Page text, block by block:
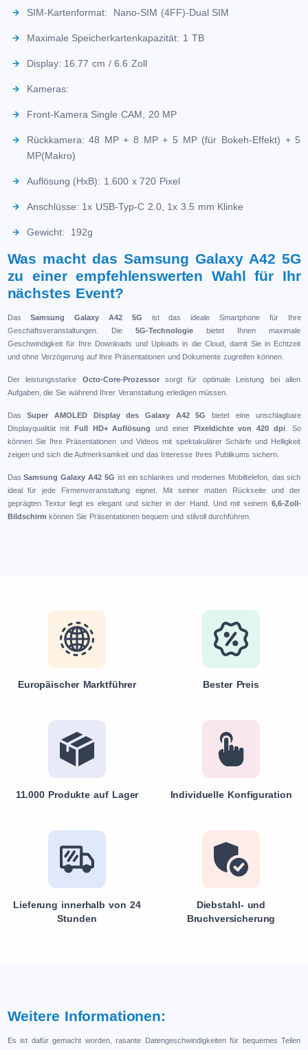
SIM-Kartenformat: Nano-SIM (4FF)-Dual SIM
Maximale Speicherkartenkapazität: 1 TB
Display: 16.77 cm / 6.6 Zoll
Kameras:
Front-Kamera Single CAM, 20 MP
Rückkamera: 48 MP + 8 MP + 5 MP (für Bokeh-Effekt) + 5
MP(Makro)
Auflösung (HxB): 1.600 x 720 Pixel
Anschlüsse: 1x USB-Typ-C 2.0, 1x 3.5 mm Klinke
Gewicht: 192g
Was macht das Samsung Galaxy A42 5G
zu einer empfehlenswerten Wahl für Ihr
nächstes Event?
DasSamsung Galaxy A42 5G ist das ideale Smartphone für Ihre
Geschäftsveranstaltungen. Die 5G-Technologiebietet Ihnen maximale
Geschwindigkeit für Ihre Downloads und Uploads in die Cloud, damit Sie in Echtzeit
und ohne Verzögerung auf Ihre Präsentationen und Dokumente zugreifen können.
Der leistungsstarke Octo-Core-Prozessorsorgt für optimale Leistung bei allen
Aufgaben, die Sie während Ihrer Veranstaltung erledigen müssen.
DasSuper AMOLED Display des Galaxy A42 5G
bietet eine unschlagbare
Displayqualität mit Full HD+ Auflösung und einer Pixeldichte von 420 dpi. So
können Sie Ihre Präsentationen und Videos mit spektakulärer Schärfe und Helligkeit
zeigen und sich die Aufmerksamkeit und das Interesse Ihres Publikums sichern.
DasSamsung Galaxy A42 5G ist ein schlankes und modernes Mobiltelefon, das sich
ideal für jede Firmenveranstaltung eignet. Mit seiner matten Rückseite und der
geprägten Textur liegt es elegant und sicher in der Hand. Und mit seinem 6,6-Zoll-
Bildschirm können Sie Präsentationen bequem und stilvoll durchführen.
Europäischer Marktführer Bester Preis
11.000 Produkte auf Lager Individuelle Konfiguration
Lieferung innerhalb von 24
Stunden
Diebstahl- und
Bruchversicherung
Weitere Informationen:
Es ist dafür gemacht worden, rasante Datengeschwindigkeiten für bequemes Teilen